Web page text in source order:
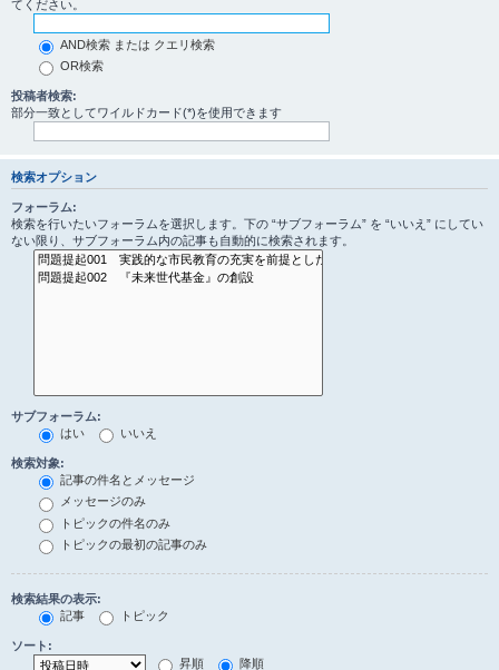
てください。
AND検索 または クエリ検索
OR検索
投稿者検索:
部分一致としてワイルドカード(*)を使用できます
検索オプション
フォーラム:
検索を行いたいフォーラムを選択します。下の “サブフォーラム” を “いいえ” にしてい
ない限り、サブフォーラム内の記事も自動的に検索されます。
サブフォーラム:
はい
いいえ
検索対象:
記事の件名とメッセージ
メッセージのみ
トピックの件名のみ
トピックの最初の記事のみ
検索結果の表示:
記事
トピック
ソート:
昇順
降順